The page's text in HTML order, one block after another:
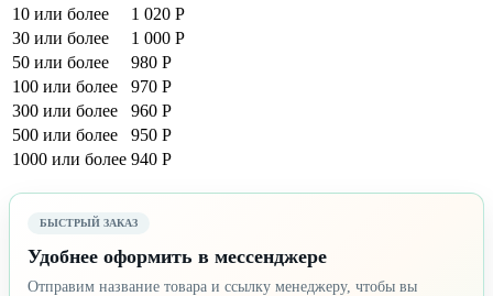
10 или более
1 020 Р
30 или более
1 000 Р
50 или более
980 Р
100 или более
970 Р
300 или более
960 Р
500 или более
950 Р
1000 или более 940 Р
БЫСТРЫЙ ЗАКАЗ
Удобнее оформить в мессенджере
Отправим название товара и ссылку менеджеру, чтобы вы